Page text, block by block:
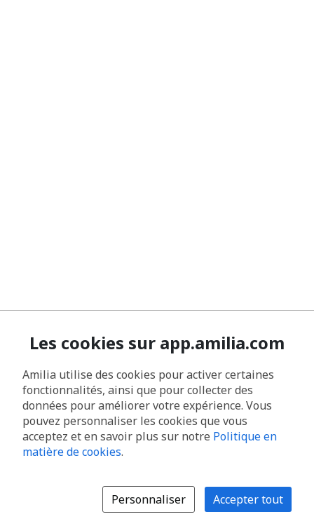
Les cookies sur app.amilia.com
Amilia utilise des cookies pour activer certaines
fonctionnalités, ainsi que pour collecter des
données pour améliorer votre expérience. Vous
pouvez personnaliser les cookies que vous
acceptez et en savoir plus sur notre Politique en
matière de cookies.
Personnaliser Accepter tout